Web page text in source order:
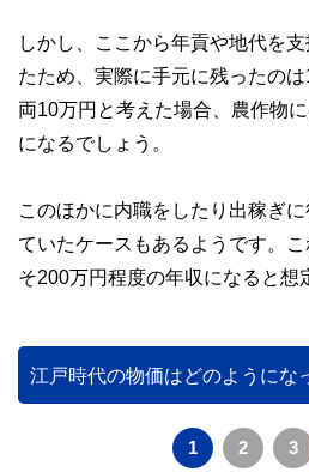
しかし、ここから年貢や地代を
たため、実際に手元に残ったの
両10万円と考えた場合、農作物
になるでしょう。
このほかに内職をしたり出稼ぎ
ていたケースもあるようです。
そ200万円程度の年収になると想
江戸時代の物価はどのようにな
1 2 3